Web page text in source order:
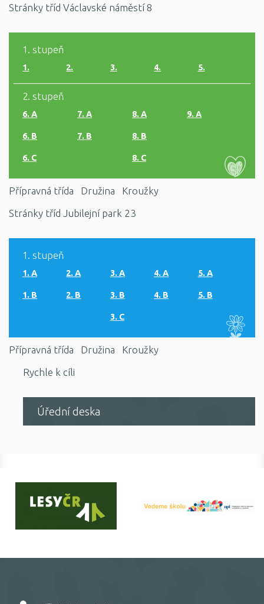
Stránky tříd Václavské náměstí 8
1. stupeň
1. 2. 3. 4. 5.
2. stupeň
6. A
6. B
6. C
7. A
7. B
8. A
8. B
8. C
9. A
Přípravná třída Družina
Kroužky
Stránky tříd Jubilejní park 23
1. stupeň
1. A
1. B
2. A
2. B
3. A
3. B
3. C
4. A
4. B
5. A
5. B
Přípravná třída Družina
Kroužky
Rychle k cíli
Úřední deska